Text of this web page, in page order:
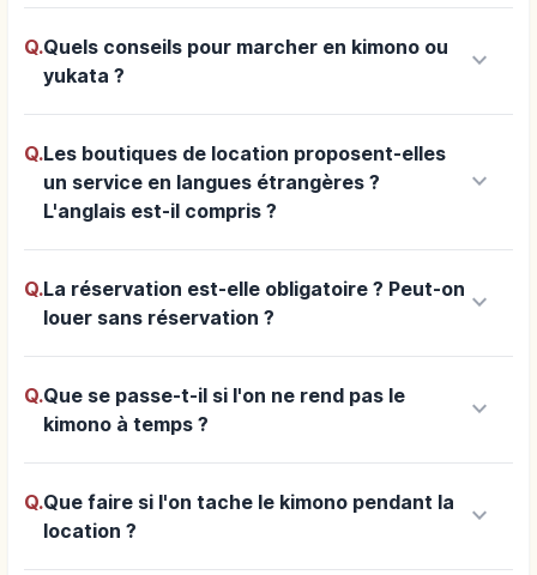
Q.Quels conseils pour marcher en kimono ou
yukata ?
keyboard_arrow_down
Q.Les boutiques de location proposent-elles
un service en langues étrangères ?
L'anglais est-il compris ?
keyboard_arrow_down
Q.La réservation est-elle obligatoire ? Peut-on
louer sans réservation ?
keyboard_arrow_down
Q.Que se passe-t-il si l'on ne rend pas le
kimono à temps ?
keyboard_arrow_down
Q.Que faire si l'on tache le kimono pendant la
location ?
keyboard_arrow_down